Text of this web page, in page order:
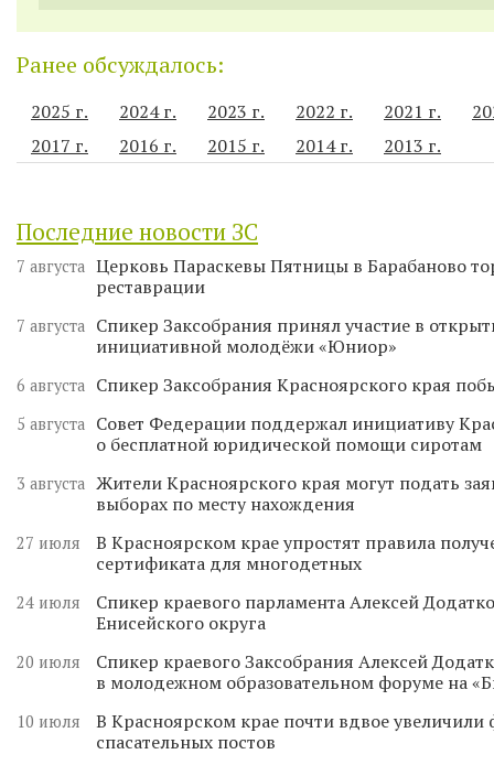
Ранее обсуждалось:
2025 г. 2024 г. 2023 г. 2022 г. 2021 г.
2017 г.
2016 г. 2015 г. 2014 г. 2013 г.
Последние новости ЗС
7 августа Церковь Параскевы Пятницы в Барабаново
реставрации
7 августа
Спикер Заксобрания принял участие в
инициативной молодёжи «Юниор»
6 августа Спикер Заксобрания Красноярского края
5 августа
Совет Федерации поддержал инициативу
о бесплатной юридической помощи сиротам
3 августа Жители Красноярского края могут подать
выборах по месту нахождения
27 июля
В Красноярском крае упростят правила
сертификата для многодетных
24 июля
Спикер краевого парламента Алексей
Енисейского округа
20 июля
Спикер краевого Заксобрания Алексей
в молодежном образовательном форуме на
10 июля
В Красноярском крае почти вдвое
спасательных постов